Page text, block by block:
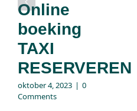
Online
boeking
TAXI
RESERVEREN
oktober 4, 2023 | 0
Comments